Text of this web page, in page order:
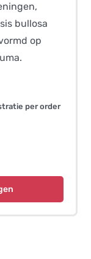
bullosa
op
per order